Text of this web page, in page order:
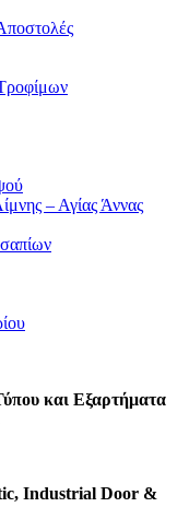
– Αγίας Άννας
και Εξαρτήματα
Industrial Door &